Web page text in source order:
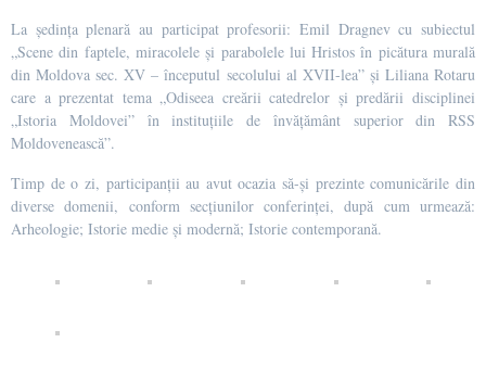
La ședința plenară au participat profesorii: Emil Dragnev cu subiectul
„Scene din faptele, miracolele și parabolele lui Hristos în picătura murală
din Moldova sec. XV – începutul secolului al XVII-lea” și Liliana Rotaru
care a prezentat tema „Odiseea creării catedrelor și predării disciplinei
„Istoria Moldovei” în instituțiile de învățământ superior din RSS
Moldovenească”.
Timp de o zi, participanții au avut ocazia să-și prezinte comunicările din
diverse domenii, conform secțiunilor conferinței, după cum urmează:
Arheologie; Istorie medie și modernă; Istorie contemporană.